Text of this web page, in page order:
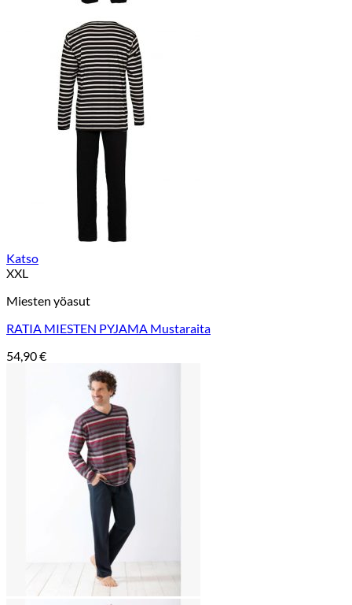
Katso
XXL
Miesten yöasut
RATIA MIESTEN PYJAMA Mustaraita
54,90€